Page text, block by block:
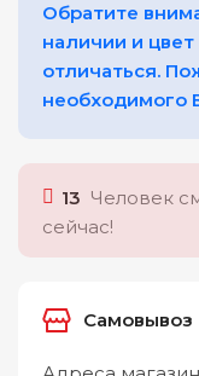
Обратите
наличии и
отличаться.
необходимого
13 Человек
сейчас!
Самовывоз